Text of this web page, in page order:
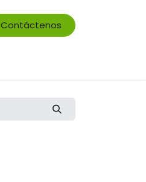
Contáctenos